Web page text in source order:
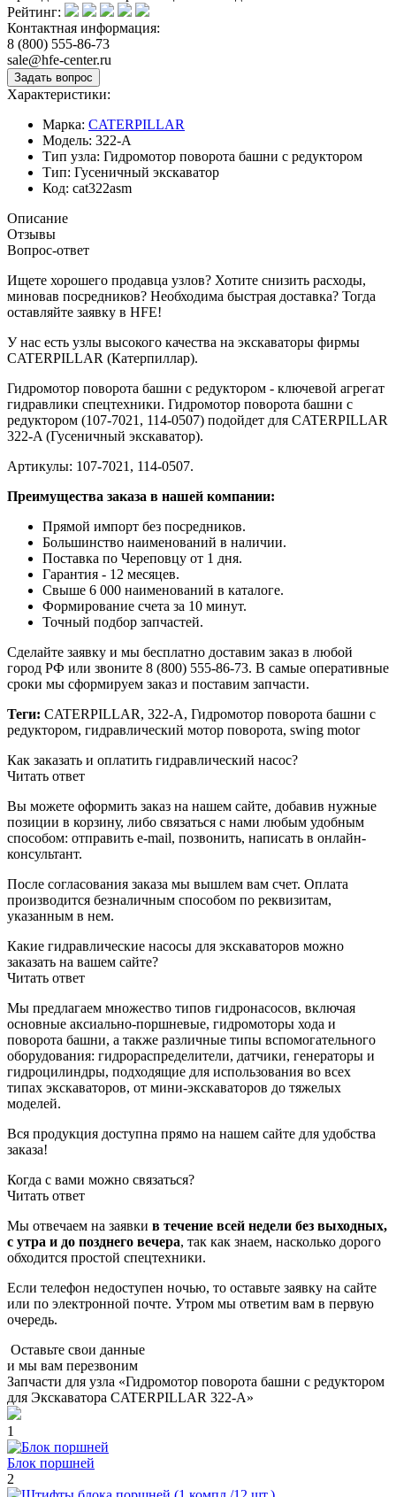
Рейтинг:
Контактная информация:
8 (800) 555-86-73
sale@hfe-center.ru
Характеристики:
Марка: CATERPILLAR
Модель: 322-A
Тип узла: Гидромотор поворота башни с редуктором
Тип: Гусеничный экскаватор
Код: cat322asm
Описание
Отзывы
Вопрос-ответ
Ищете хорошего продавца узлов? Хотите снизить расходы,
миновав посредников? Необходима быстрая доставка? Тогда
оставляйте заявку в HFE!
У нас есть узлы высокого качества на экскаваторы фирмы
CATERPILLAR (Катерпиллар).
Гидромотор поворота башни с редуктором - ключевой агрегат
гидравлики спецтехники. Гидромотор поворота башни с
редуктором (107-7021, 114-0507) подойдет для CATERPILLAR
322-A (Гусеничный экскаватор).
Артикулы: 107-7021, 114-0507.
Преимущества заказа в нашей компании:
Прямой импорт без посредников.
Большинство наименований в наличии.
Поставка по Череповцу от 1 дня.
Гарантия - 12 месяцев.
Свыше 6 000 наименований в каталоге.
Формирование счета за 10 минут.
Точный подбор запчастей.
Сделайте заявку и мы бесплатно доставим заказ в любой
город РФ или звоните 8 (800) 555-86-73. В самые оперативные
сроки мы сформируем заказ и поставим запчасти.
Теги: CATERPILLAR, 322-A, Гидромотор поворота башни с
редуктором, гидравлический мотор поворота, swing motor
Как заказать и оплатить гидравлический насос?
Читать ответ
Вы можете оформить заказ на нашем сайте, добавив нужные
позиции в корзину, либо связаться с нами любым удобным
способом: отправить e-mail, позвонить, написать в онлайн-
консультант.
После согласования заказа мы вышлем вам счет. Оплата
производится безналичным способом по реквизитам,
указанным в нем.
Какие гидравлические насосы для экскаваторов можно
заказать на вашем сайте?
Читать ответ
Мы предлагаем множество типов гидронасосов, включая
основные аксиально-поршневые, гидромоторы хода и
поворота башни, а также различные типы вспомогательного
оборудования: гидрораспределители, датчики, генераторы и
гидроцилиндры, подходящие для использования во всех
типах экскаваторов, от мини-экскаваторов до тяжелых
моделей.
Вся продукция доступна прямо на нашем сайте для удобства
заказа!
Когда с вами можно связаться?
Читать ответ
Мы отвечаем на заявки в течение всей недели без выходных,
с утра и до позднего вечера, так как знаем, насколько дорого
обходится простой спецтехники.
Если телефон недоступен ночью, то оставьте заявку на сайте
или по электронной почте. Утром мы ответим вам в первую
очередь.
Оставьте свои данные
и мы вам перезвоним
Запчасти для узла «Гидромотор поворота башни с редуктором
для Экскаватора CATERPILLAR 322-A»
1
Блок поршней
2